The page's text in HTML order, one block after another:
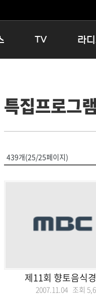
TV
인생내컷
테마기행 길
시청자 FLEX
특집프로그램
라
16:00 완
우리 고
특집프로그
439개(25/25페이지)
제11회 향토음식
2007.11.04 조회